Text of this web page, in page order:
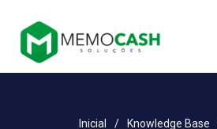
Inicial / Knowledge Base